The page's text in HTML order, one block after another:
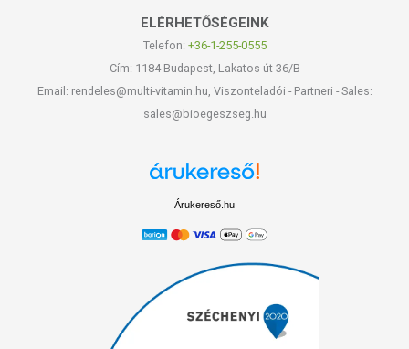
ELÉRHETŐSÉGEINK
Telefon: +36-1-255-0555
Cím: 1184 Budapest, Lakatos út 36/B
Email: rendeles@multi-vitamin.hu, Viszonteladói - Partneri - Sales:
sales@bioegeszseg.hu
Árukereső.hu